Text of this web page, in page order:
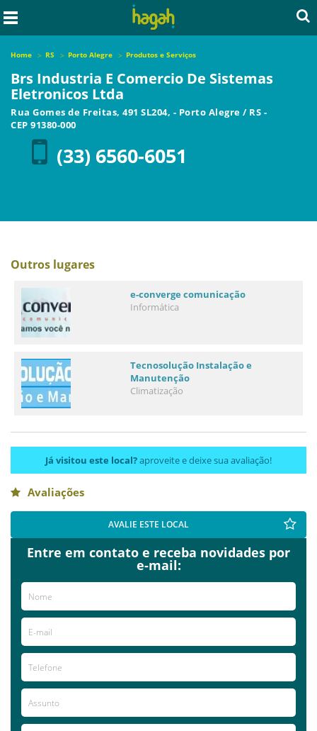
Home RS Porto Alegre Produtos e Serviços
Brs Industria E Comercio De Sistemas
Eletronicos Ltda
Rua Gomes de Freitas, 491 SL204, - Porto Alegre / RS -
CEP 91380-000
(33) 6560-6051
Outros lugares
e-converge comunicação
Informática
Tecnosolução Instalação e
Manutenção
Climatização
Já visitou este local?aproveite e deixe sua avaliação!
Avaliações
AVALIE ESTE LOCAL
Entre em contato e receba novidades por
e-mail: